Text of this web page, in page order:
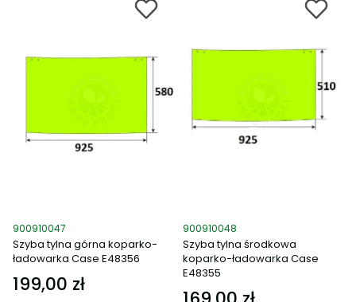
Kod produktu
900910047
Szyba tylna górna koparko-
ładowarka Case E48356
Cena
199,00 zł
Kod produktu
900910048
Szyba tylna środkowa
koparko-ładowarka Case
E48355
Cena